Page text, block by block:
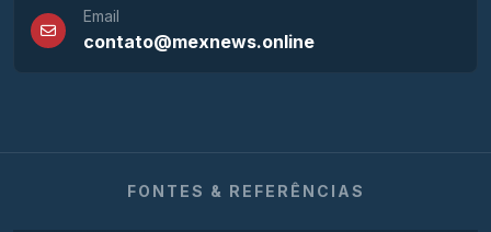
Email
contato@mexnews.online
FONTES & REFERÊNCIAS